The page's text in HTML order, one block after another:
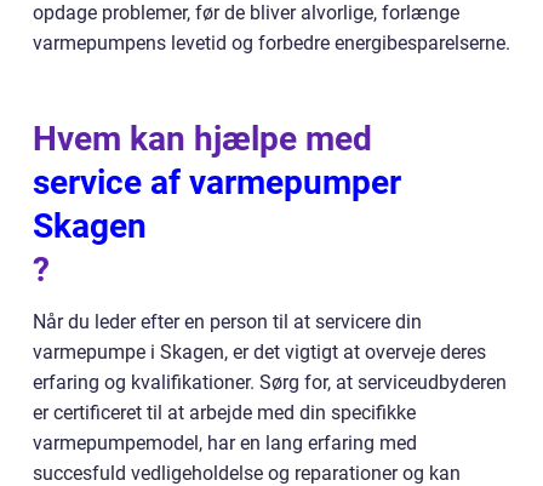
opdage problemer, før de bliver alvorlige, forlænge
varmepumpens levetid og forbedre energibesparelserne.
Hvem kan hjælpe med
service af varmepumper
Skagen
?
Når du leder efter en person til at servicere din
varmepumpe i Skagen, er det vigtigt at overveje deres
erfaring og kvalifikationer. Sørg for, at serviceudbyderen
er certificeret til at arbejde med din specifikke
varmepumpemodel, har en lang erfaring med
succesfuld vedligeholdelse og reparationer og kan